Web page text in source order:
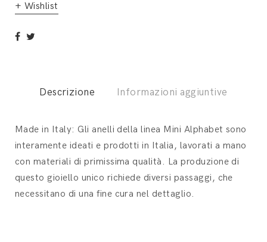
+ Wishlist
Descrizione Informazioni aggiuntive
Made in Italy: Gli anelli della linea Mini Alphabet sono
interamente ideati e prodotti in Italia, lavorati a mano
con materiali di primissima qualità. La produzione di
questo gioiello unico richiede diversi passaggi, che
necessitano di una fine cura nel dettaglio.